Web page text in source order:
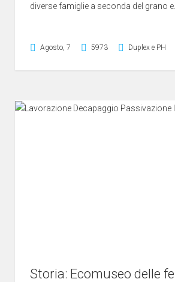
diverse famiglie a seconda del grano e...
Agosto, 7 5973 Duplex e PH